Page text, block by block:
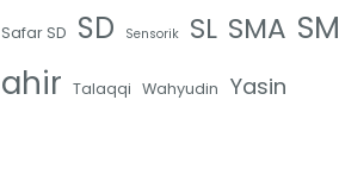
Safar SD SD Sensorik SL SMA
Talaqqi Wahyudin Yasin